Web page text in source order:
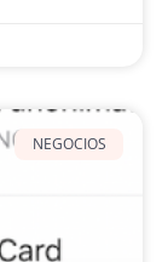
NEGOCIOS